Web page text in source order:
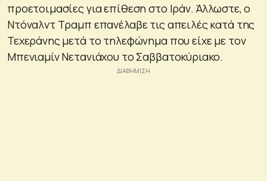
προετοιμασίες για επίθεση στο Ιράν. Άλλωστε, ο
Ντόναλντ Τραμπ επανέλαβε τις απειλές κατά της
Τεχεράνης μετά το τηλεφώνημα που είχε με τον
Μπενιαμίν Νετανιάχου το Σαββατοκύριακο.